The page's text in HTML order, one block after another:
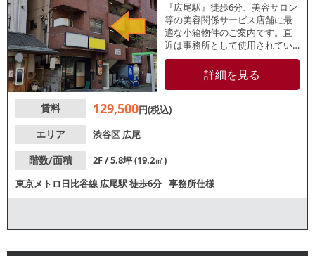
『広尾駅』徒歩6分、美容サロン
等の美容関係サービス店舗に最
適な小箱物件のご案内です。直
近は事務所として使用されてい
ました。新規開業のお客様にも
最適な小箱物件です。諸条件
等、お気軽にお問合せくださ
詳細を見る
賃料 129,500円(税込)
エリア
渋谷区 広尾
階数/面積
2F / 5.8坪 (19.2㎡)
東京メトロ日比谷線 広尾駅徒歩6分 事務所仕様